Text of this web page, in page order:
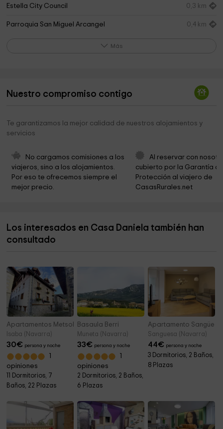
Estella City Council 0,3 km
Parroquia San Miguel Arcangel 0,4 km
Parroquia De San Pedro 0,5 km
San Pedro
Iglesia de San Pedro de la Rúa
Iglesia Santa Maria Jus del Castillo
Capuchinos 0,8 km
Ermita de San Lorenzo 1,5 km
Más
Nuestro compromiso contigo
Te garantizamos la mejor calidad de nuestros alojamientos y
servicios
No cargamos comisiones a los
viajeros, sino a los alojamientos.
Por eso te ofrecemos siempre el
mejor precio.
Al reservar con
cubierto por la Garantía
Protección al viajero de
CasasRurales.net
Los interesados en Casa Daniela también han
consultado
Apartamentos Metsola
Isaba (Navarra)
30€ persona y noche
opiniones
11 Dormitorios, 7
Baños, 22 Plazas
Basaula Berri
Muneta (Navarra)
33€ persona y noche
opiniones
2 Dormitorios, 2 Baños,
6 Plazas
Apartamento Sangüesa
Sanguesa (Navarra)
44€ persona y noche
3 Dormitorios, 2 Baños,
8 Plazas